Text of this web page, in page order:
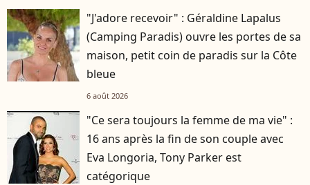
"J'adore recevoir" : Géraldine Lapalus
(Camping Paradis) ouvre les portes de sa
maison, petit coin de paradis sur la Côte
bleue
6 août 2026
"Ce sera toujours la femme de ma vie" :
16 ans après la fin de son couple avec
Eva Longoria, Tony Parker est
catégorique